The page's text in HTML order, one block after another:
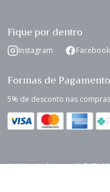
Fique por dentro
Instagram Facebook
Formas de Pagamento
5% de desconto nas
Art Viva Ambientes | CNPJ